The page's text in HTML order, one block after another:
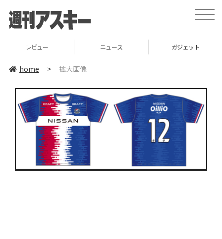
toggle
レビュー ニュース ガジェット
home > 拡大画像